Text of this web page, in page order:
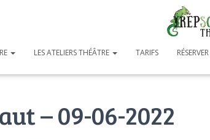
LES ATELIERS THÉÂTRE TARIFS RÉSERVER
– 09-06-2022